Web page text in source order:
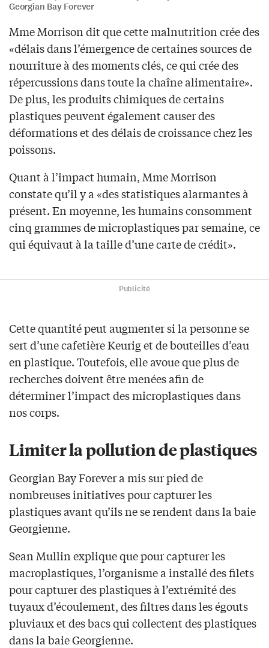
Georgian Bay Forever
Mme Morrison dit que cette malnutrition crée des
«délais dans l’émergence de certaines sources de
nourriture à des moments clés, ce qui crée des
répercussions dans toute la chaîne alimentaire».
De plus, les produits chimiques de certains
plastiques peuvent également causer des
déformations et des délais de croissance chez les
poissons.
Quant à l’impact humain, Mme Morrison
constate qu’il y a «des statistiques alarmantes à
présent. En moyenne, les humains consomment
cinq grammes de microplastiques par semaine, ce
qui équivaut à la taille d’une carte de crédit».
Publicité
Cette quantité peut augmenter si la personne se
sert d’une cafetière Keurig et de bouteilles d’eau
en plastique. Toutefois, elle avoue que plus de
recherches doivent être menées afin de
déterminer l’impact des microplastiques dans
nos corps.
Limiter la pollution de plastiques
Georgian Bay Forever a mis sur pied de
nombreuses initiatives pour capturer les
plastiques avant qu’ils ne se rendent dans la baie
Georgienne.
Sean Mullin explique que pour capturer les
macroplastiques, l’organisme a installé des filets
pour capturer des plastiques à l’extrémité des
tuyaux d’écoulement, des filtres dans les égouts
pluviaux et des bacs qui collectent des plastiques
dans la baie Georgienne.